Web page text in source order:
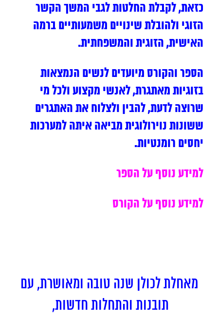
כזאת, לקבלת החלטות לגבי המשך הקשר
הזוגי ולהובלת שינויים משמעותיים ברמה
האישית, הזוגית והמשפחתית.
הספר והקורס מיועדים לנשים הנמצאות
בזוגיות מאתגרת, לאנשי מקצוע ולכל מי
שרוצה לדעת, להבין ולצלוח את האתגרים
ששונות נוירולוגית מביאה איתה למערכות
יחסים רומנטיות.
למידע נוסף על הספר
למידע נוסף על הקורס
מאחלת לכולן שנה טובה ומאושרת, עם
תובנות והתחלות חדשות,